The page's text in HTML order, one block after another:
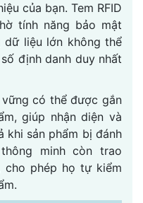
của bạn. Tem RFID
tính năng bảo mật
liệu lớn không thể
định danh duy nhất
vững có thể được gắn
giúp nhận diện và
khi sản phẩm bị đánh
minh còn trao
cho phép họ tự kiểm